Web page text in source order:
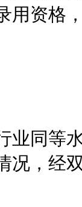
用资格
同等水
况，经